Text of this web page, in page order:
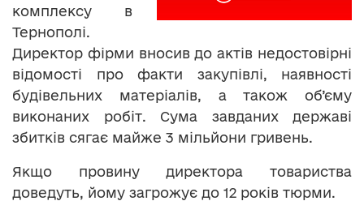
комплексу в
Тернополі.
Директор фірми вносив до актів недостовірні
відомості про факти закупівлі, наявності
будівельних матеріалів, а також об’єму
виконаних робіт. Сума завданих державі
збитків сягає майже 3 мільйони гривень.
Якщо провину директора товариства
доведуть, йому загрожує до 12 років тюрми.